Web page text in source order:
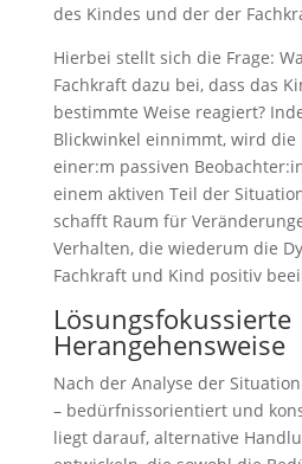
des Kindes und der der
Hierbei stellt sich die Frage:
Fachkraft dazu bei, dass das
bestimmte Weise reagiert?
Blickwinkel einnimmt, wird
einer:m passiven
einem aktiven Teil der
schafft Raum für
Verhalten, die wiederum die
Fachkraft und Kind positiv
Lösungsfokussierte
Herangehensweise
Nach der Analyse der
– bedürfnissorientiert und
liegt darauf, alternative